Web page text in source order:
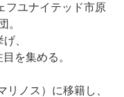
フユナイテッド市原
。
、
を集める。
ノス）に移籍し、